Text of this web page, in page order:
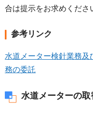
合は提示をお求めくださ
参考リンク
水道メーター検針業務及
務の委託
水道メーターの取